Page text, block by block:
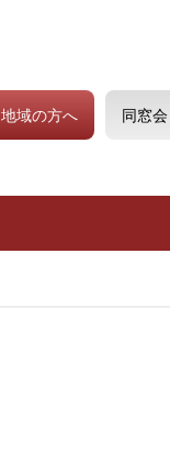
地域の方へ 同窓会